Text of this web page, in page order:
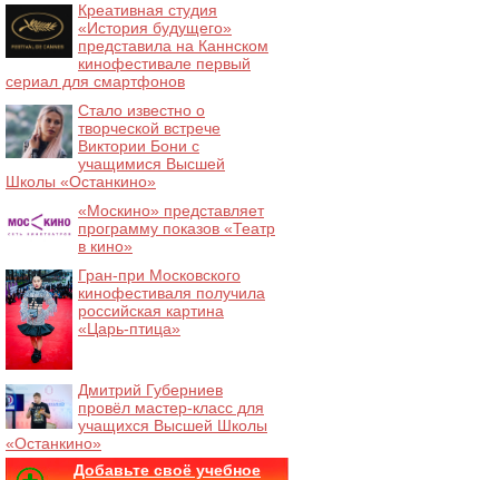
Креативная студия
«История будущего»
представила на Каннском
кинофестивале первый
сериал для смартфонов
Стало известно о
творческой встрече
Виктории Бони с
учащимися Высшей
Школы «Останкино»
«Москино» представляет
программу показов «Театр
в кино»
Гран-при Московского
кинофестиваля получила
российская картина
«Царь-птица»
Дмитрий Губерниев
провёл мастер-класс для
учащихся Высшей Школы
«Останкино»
Добавьте своё учебное